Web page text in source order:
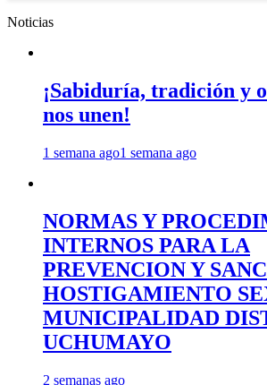
Noticias
¡Sabiduría, tradición y
nos unen!
1 semana ago1 semana ago
NORMAS Y
INTERNOS PARA LA
PREVENCION Y
HOSTIGAMIENTO
MUNICIPALIDAD
UCHUMAYO
2 semanas ago